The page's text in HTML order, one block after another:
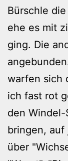
Bürschle
ehe es mit
ging. Die
warfen sich
ich fast rot
den Windel-
bringen, auf
über